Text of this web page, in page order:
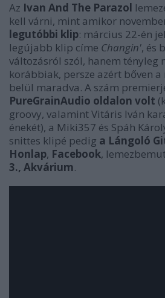
Az Ivan And The Parazol
kell várni, mint amikor
legutóbbi klip: március 22-én
legújabb klip címe Changin', és
változásról szól, hanem tényleg
korábbiak, persze azért bőven a
belül maradva. A szám
PureGrainAudio oldalon volt
groovy, valamint Vitáris Iván
énekét), a Miki357 és Spáh
snittes klipé pedig a Lángoló
Honlap, Facebook,
3., Akvárium.